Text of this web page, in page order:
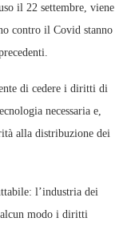
il 22 settembre, viene
contro il Covid stanno
di cedere i diritti di
necessaria e,
alla distribuzione dei
l’industria dei
modo i diritti